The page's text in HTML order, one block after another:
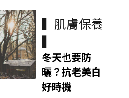
▍肌膚保養
▍
冬天也要防
曬？抗老美白
好時機